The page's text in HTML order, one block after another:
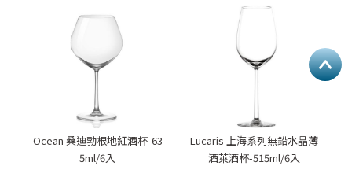
Ocean 桑迪勃根地紅酒杯-63
5ml/6入
Lucaris 上海系列無鉛水晶薄
酒萊酒杯-515ml/6入